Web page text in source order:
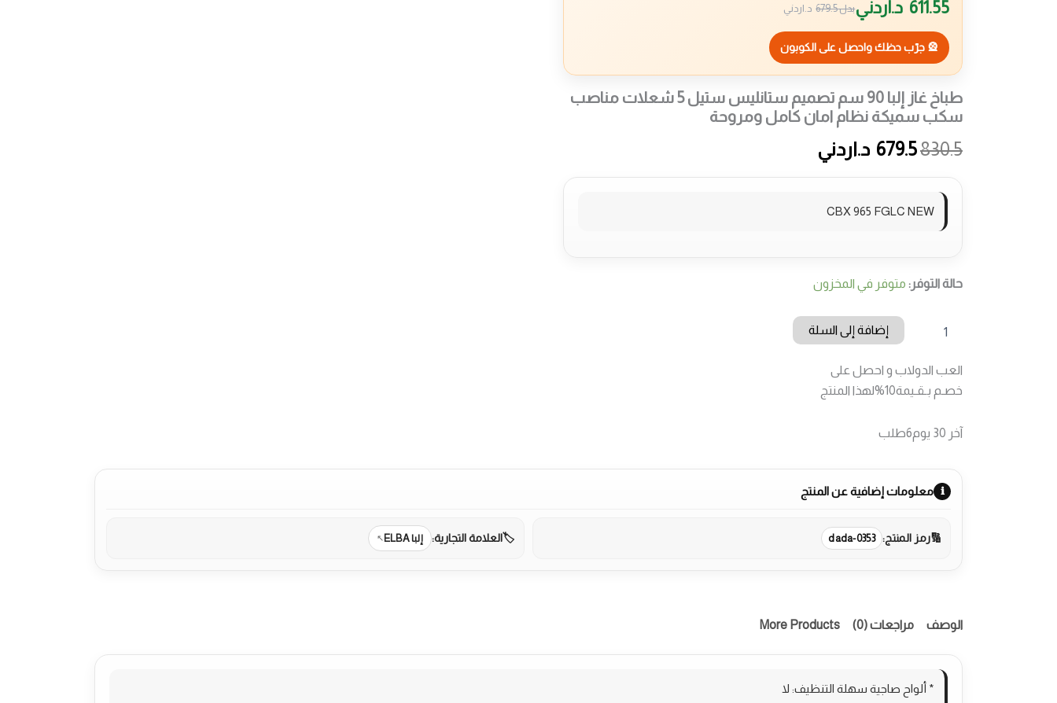
611.55 د.اردنيبدل679.5 د.اردني
🎡 جرّب حظك واحصل على الكوبون
طباخ غاز إلبا 90 سم تصميم ستانليس ستيل 5 شعلات مناصب
سكب سميكة نظام امان كامل ومروحة
830.5
679.5 د.اردني
CBX 965 FGLC NEW
حالة التوفر: متوفر في المخزون
طباخ
إلبا
90
ستانليس
شعلات
مناصب
نظام
إضافة إلى السلة
العب الدولاب و احصل على
خصـم بـقـيمة10% لهذا المنتج
آخر 30 يوم 6طلب
معلومات إضافية عن المنتج
رمز المنتج: dada-0353 العلامة التجارية: إلبا ELBA
الوصف مراجعات (0) More Products
* ألواح صاجية سهلة التنظيف: لا